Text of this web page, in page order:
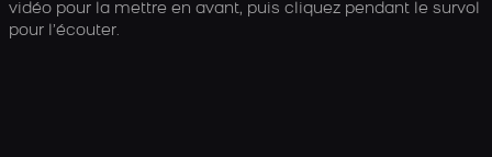
vidéo pour la mettre en avant, puis cliquez pendant le survol
pour l’écouter.